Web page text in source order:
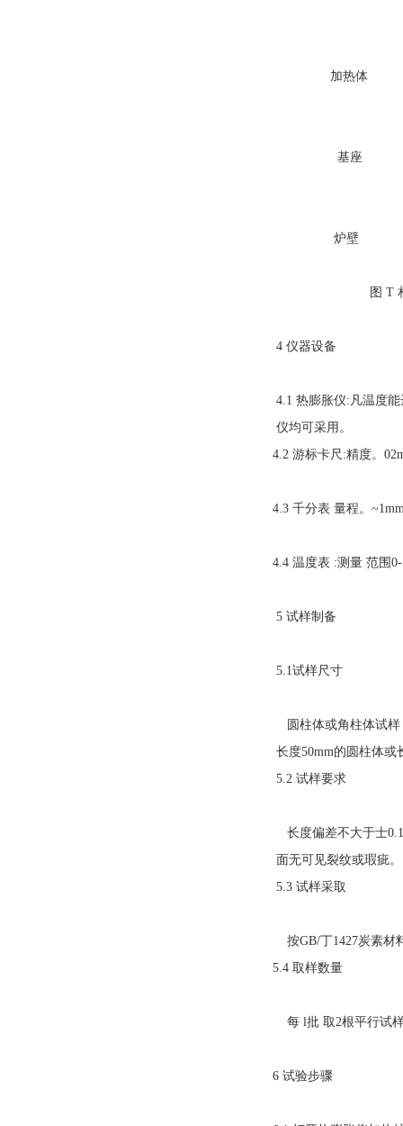
加热体
基座
炉壁
图 T 相对法
4 仪器设备
4.1 热膨胀仪:凡温度
仪均可采用。
4.2 游标卡尺:精度。
4.3 千分表 量程。
4.4 温度表 :测量 范围
5 试样制备
5.1试样尺寸
圆柱体或角柱体试样
长度50mm的圆柱体或
5.2 试样要求
长度偏差不大于士
面无可见裂纹或瑕疵。
5.3 试样采取
按GB/丁1427炭素材
5.4 取样数量
每 l批 取2根平行试
6 试验步骤